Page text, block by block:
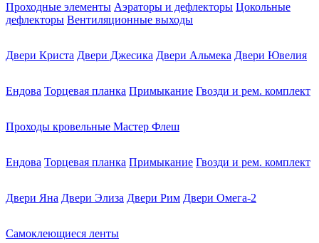
Проходные элементы Аэраторы и дефлекторы Цокольные
дефлекторы Вентиляционные выходы
Двери Криста Двери Джесика Двери Альмека Двери Ювелия
Ендова Торцевая планка Примыкание Гвозди и рем. комплект
Проходы кровельные Мастер Флеш
Ендова Торцевая планка Примыкание Гвозди и рем. комплект
Двери Яна Двери Элиза Двери Рим Двери Омега-2
Самоклеющиеся ленты